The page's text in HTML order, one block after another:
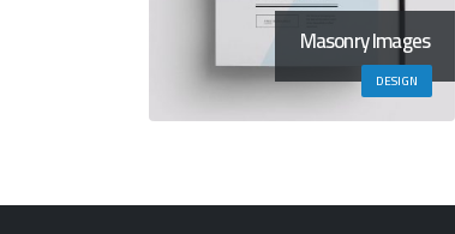
Masonry Images
DESIGN